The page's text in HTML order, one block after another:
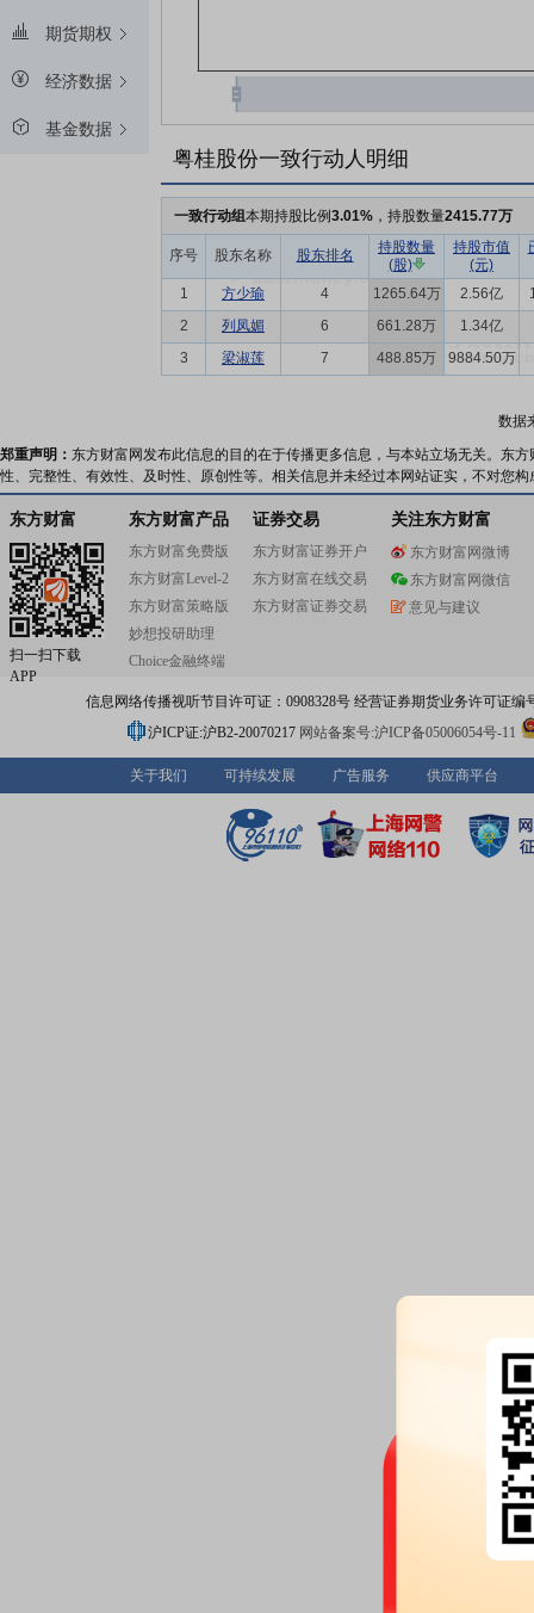
期货期权
经济数据
基金数据
粤桂股份一致行动人明细
一致行动组本期持股比例3.01% ，持股数量2415.77万
序号 股东名称 股东排名
持股数量
(股)
持股市值
(元)
1 方少瑜 4 1265.64万 2.56亿
2
列凤媚 6 661.28万 1.34亿
3
梁淑莲 7 488.85万 9884.50万
数据
郑重声明： 东方财富网发布此信息的目的在于传播更多信息，与本站立场无关。东
性、完整性、有效性、及时性、原创性等。相关信息并未经过本网站证实，不对您
东方财富
扫一扫下载
APP
东方财富产品
东方财富免费版
东方财富Level-2
东方财富策略版
妙想投研助理
Choice金融终端
证券交易
东方财富证券开户
东方财富在线交易
东方财富证券交易
关注东方财富
东方财富网微博
东方财富网微信
意见与建议
信息网络传播视听节目许可证：0908328号 经营证券期货业务许可证编
沪ICP证:沪B2-20070217 网站备案号:沪ICP备05006054号-11
关于我们 可持续发展 广告服务 供应商平台